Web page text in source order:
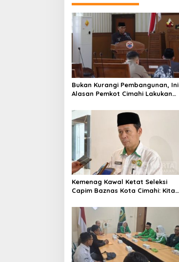
Bukan Kurangi Pembangunan, Ini
Alasan Pemkot Cimahi Lakukan
Kemenag Kawal Ketat Seleksi
Capim Baznas Kota Cimahi: Kita
Berintegritas